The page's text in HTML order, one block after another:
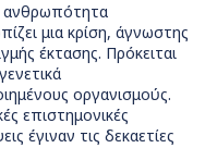
ανθρωπότητα
μια κρίση, άγνωστης
έκτασης. Πρόκειται
οργανισμούς.
επιστημονικές
έγιναν τις δεκαετίες